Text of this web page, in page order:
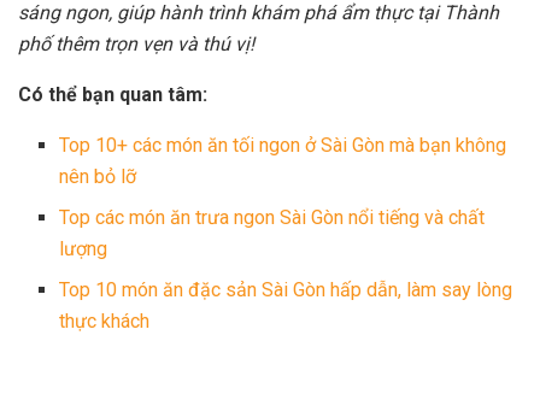
sáng ngon, giúp hành trình khám phá ẩm thực tại Thành
phố thêm trọn vẹn và thú vị!
Có thể bạn quan tâm:
Top 10+ các món ăn tối ngon ở Sài Gòn mà bạn không
nên bỏ lỡ
Top các món ăn trưa ngon Sài Gòn nổi tiếng và chất
lượng
Top 10 món ăn đặc sản Sài Gòn hấp dẫn, làm say lòng
thực khách